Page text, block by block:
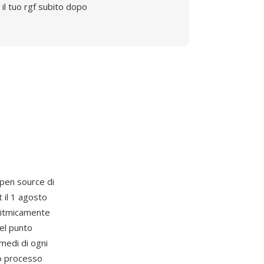
il tuo rgf subito dopo
source di
il 1 agosto
punto
di ogni
processo